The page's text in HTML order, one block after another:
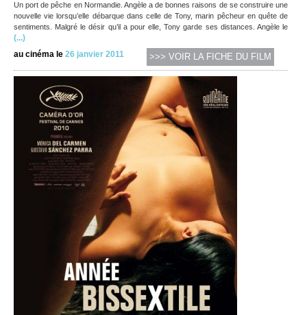
Un port de pêche en Normandie. Angèle a de bonnes raisons de se construire une
nouvelle vie lorsqu’elle débarque dans celle de Tony, marin pêcheur en quête de
sentiments. Malgré le désir qu’il a pour elle, Tony garde ses distances. Angèle le
(...)
au cinéma le 26 janvier 2011 >>> VOIR LA FICHE DU FILM